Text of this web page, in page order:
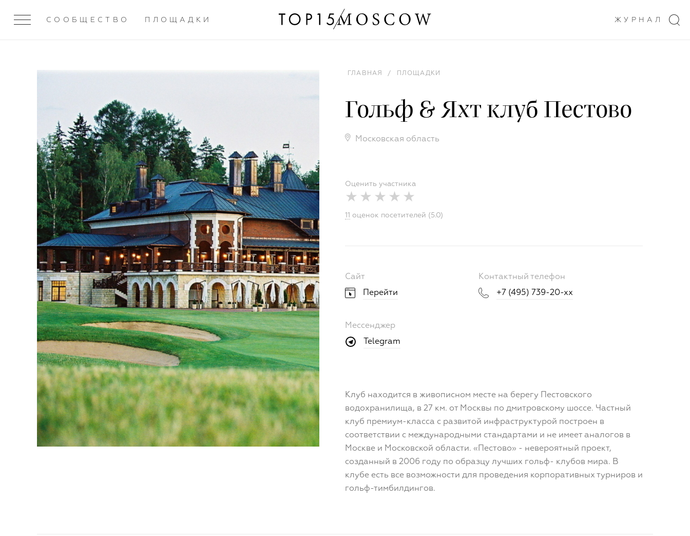
СООБЩЕСТВО ПЛОЩАДКИ ЖУРНАЛ
ГЛАВНАЯ / ПЛОЩАДКИ
Гольф & Яхт клуб Пестово
Московская область
Оценить участника
11 оценок посетителей (5.0)
Сайт
Перейти
Контактный телефон
+7 (495) 739-20-xx
Мессенджер
Telegram
Клуб находится в живописном месте на берегу Пестовского
водохранилища, в 27 км. от Москвы по дмитровскому шоссе. Частный
клуб премиум-класса с развитой инфраструктурой построен в
соответствии с международными стандартами и не имеет аналогов в
Москве и Московской области. «Пестово» - невероятный проект,
созданный в 2006 году по образцу лучших гольф- клубов мира. В
клубе есть все возможности для проведения корпоративных турниров и
гольф-тимбилдингов.